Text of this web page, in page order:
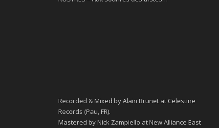
Recorded & Mixed by Alain Brunet at Celestine
Records (Pau, FR).
Mastered by Nick Zampiello at New Alliance East